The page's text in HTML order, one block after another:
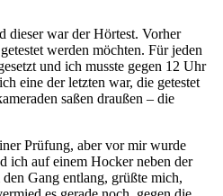
dieser war der Hörtest. Vorher
werden möchten. Für jeden
und ich musste gegen 12 Uhr
eine der letzten war, die getestet
saßen draußen – die
Prüfung, aber vor mir wurde
ich auf einem Hocker neben der
Gang entlang, grüßte mich,